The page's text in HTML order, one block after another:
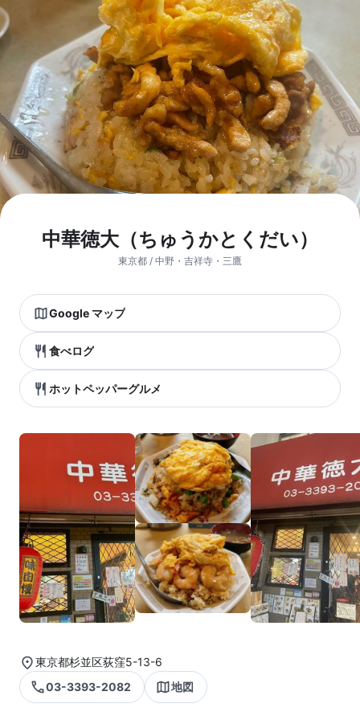
中華徳大（ちゅうかとくだい）
東京都 / 中野・吉祥寺・三鷹
Google マップ
食べログ
ホットペッパーグルメ
東京都杉並区荻窪5-13-6
03-3393-2082
地図